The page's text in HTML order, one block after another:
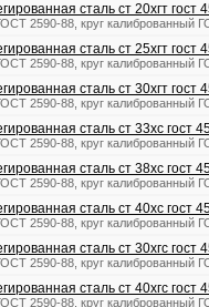
сталь ст 20хгт гост
2590-88, круг калиброванный
сталь ст 25хгт гост
2590-88, круг калиброванный
сталь ст 30хгт гост
2590-88, круг калиброванный
сталь ст 33хс гост
2590-88, круг калиброванный
сталь ст 38хс гост
2590-88, круг калиброванный
сталь ст 40хс гост
2590-88, круг калиброванный
сталь ст 30хгс гост
2590-88, круг калиброванный
сталь ст 40хгс гост
2590-88, круг калиброванный